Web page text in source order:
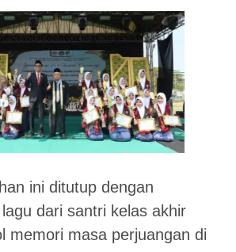
ini ditutup dengan
dari santri kelas akhir
memori masa perjuangan di